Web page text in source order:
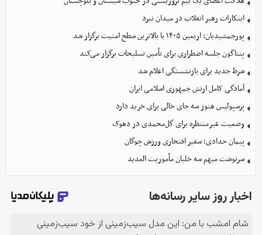
ابتکارات رهبر انقلاب در میدان نبرد
پورجمشیدیان: اربعین ۱۴۰۵ با بالاترین سطح امنیت برگزار شد
پنتاگون جلسه اضطراری برای تأمین تسلیحات برگزار می‌کند
شرط جدید برای بازنشستگی اعلام شد
آمادگی کامل ارتش جمهوری اسلامی ایران
پرسپولیس هنوز سه جای خالی برای خرید دارد
وضعیت غیرمنتظره برای گل‌محمدی در دهوک
پیمان حدادی؛ سفیر افتخاری ورزش چوگان
سرنوشت مبهم سه خلبان مأموریت العدید